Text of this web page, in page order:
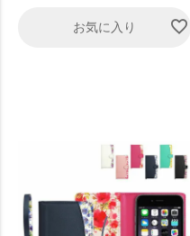
お気に入り